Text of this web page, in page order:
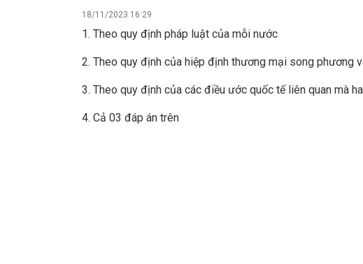
18/11/2023 16:29
1. Theo quy định pháp luật của mỗi nước
2. Theo quy định của hiệp định thương mại song phương
3. Theo quy định của các điều ước quốc tế liên quan mà
4. Cả 03 đáp án trên